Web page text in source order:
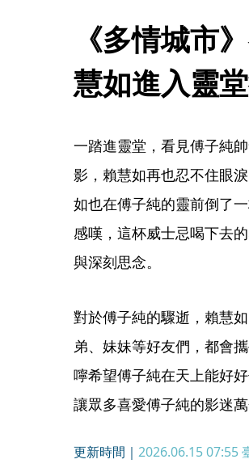
《多情城市
慧如進入靈
一踏進靈堂，看見傅子純
影，賴慧如再也忍不住眼
如也在傅子純的靈前倒了
感嘆，這杯威士忌喝下去
與深刻思念。
對於傅子純的驟逝，賴慧
弟、妹妹等好友們，都會
嚀希望傅子純在天上能好
讓眾多喜愛傅子純的影迷萬
更新時間｜ 2026.06.15 07:55